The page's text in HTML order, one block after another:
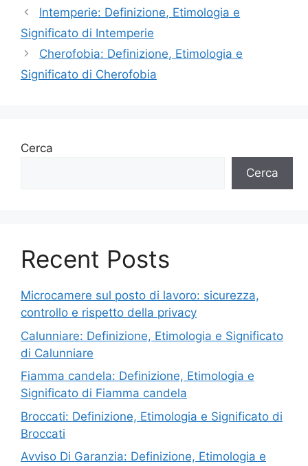
Intemperie: Definizione, Etimologia e
Significato di Intemperie
Cherofobia: Definizione, Etimologia e
Significato di Cherofobia
Cerca
Cerca
Recent Posts
Microcamere sul posto di lavoro: sicurezza,
controllo e rispetto della privacy
Calunniare: Definizione, Etimologia e Significato
di Calunniare
Fiamma candela: Definizione, Etimologia e
Significato di Fiamma candela
Broccati: Definizione, Etimologia e Significato di
Broccati
Avviso Di Garanzia: Definizione, Etimologia e